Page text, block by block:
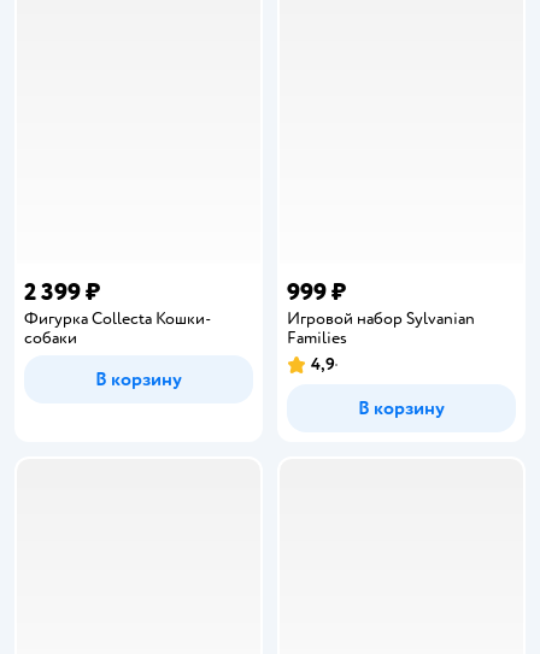
2 399 ₽
Фигурка Collecta Кошки-
собаки
В корзину
999 ₽
Игровой набор Sylvanian
Families
Рейтинг:
4,9
В корзину